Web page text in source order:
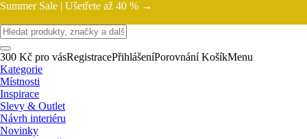
Summer Sale | Ušetřete až 40 % →
300 Kč pro vásRegistracePřihlášeníPorovnání KošíkMenu
Kategorie
Místnosti
Inspirace
Slevy & Outlet
Návrh interiéru
Novinky